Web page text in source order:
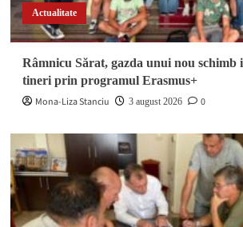
Actualitate
Râmnicu Sărat, gazda unui nou schimb
tineri prin programul Erasmus+
Mona-Liza Stanciu
3 august 2026 0